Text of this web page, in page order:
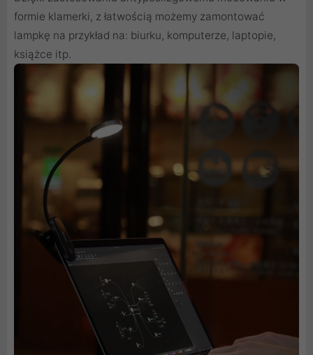
formie klamerki, z łatwością możemy zamontować
lampkę na przykład na: biurku, komputerze, laptopie,
książce itp.